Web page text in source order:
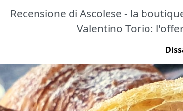
Recensione di Ascolese - la
Valentino Torio: